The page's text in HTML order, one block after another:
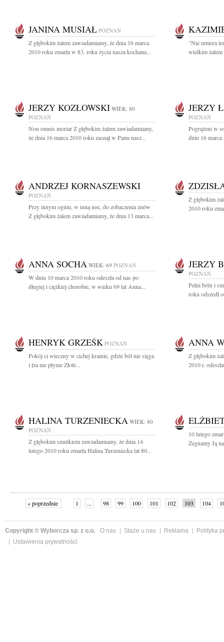
JANINA MUSIAŁ POZNAŃ
Z głębokim żalem zawiadamiamy, że dnia 16 marca
2010 roku zmarła w 83. roku życia nasza kochana...
"Nie umiera
wielkim żalem
JERZY KOZŁOWSKI WIEK: 80
POZNAŃ
Non omnis moriar Z głębokim żalem zawiadamiamy,
że dnia 16 marca 2010 roku zasnął w Panu nasz...
JERZY
POZNAŃ
Pogrążeni w
dniu 16 marca
ANDRZEJ KORNASZEWSKI
POZNAŃ
Przy innym ogniu, w inną noc, do zobaczenia znów
Z głębokim żalem zawiadamiamy, że dnia 13 marca...
Z głębokim
2010 roku
ANNA SOCHA WIEK: 69 POZNAŃ
W dniu 10 marca 2010 roku odeszła od nas po
długiej i ciężkiej chorobie, w wieku 69 lat Anna...
JERZY
POZNAŃ
Pełni bólu i
roku odszedł
HENRYK GRZEŚK POZNAŃ
Pokój ci wieczny w cichej krainie, gdzie ból nie sięga
i łza nie płynie Złote...
ANNA
Z głębokim
2010 r.
HALINA TURZENIECKA WIEK: 80
POZNAŃ
Z głębokim smutkiem zawiadamiamy, że dnia 14
lutego 2010 roku zmarła Halina Turzeniecka lat 80...
10 lutego
Żegnamy Ją
« poprzednie 1 ... 98 99 100 101 102 103 104
Copyright © Wyborcza sp. z o.o. O nas Staże u nas Reklama
Polityka
Ustawienia prywatności